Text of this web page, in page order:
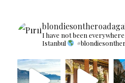
I have not been
Istanbul